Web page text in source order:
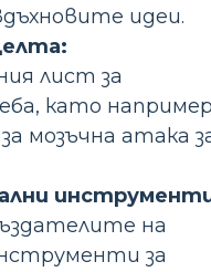
идеи.
лист за
като
мозъчна атака
на
за